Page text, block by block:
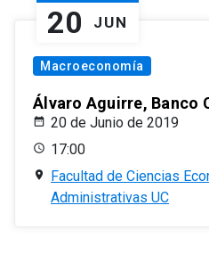
20 JUN
Macroeconomía
Álvaro Aguirre, Banco
20 de Junio de 2019
17:00
Facultad de Ciencias
Administrativas UC